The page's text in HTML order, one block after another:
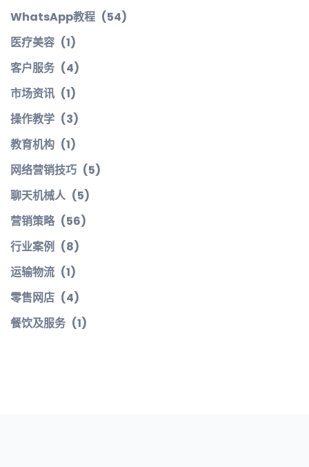
WhatsApp教程 (54)
医疗美容 (1)
客户服务 (4)
市场资讯 (1)
操作教学 (3)
教育机构 (1)
网络营销技巧 (5)
聊天机械人 (5)
营销策略 (56)
行业案例 (8)
运输物流 (1)
零售网店 (4)
餐饮及服务 (1)